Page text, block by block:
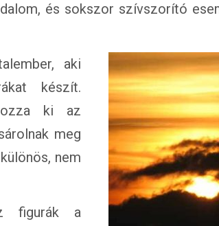
és sokszor szívszorító
aki
készít.
ki az
meg
nem
figurák a